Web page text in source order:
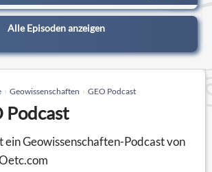
Alle Episoden anzeigen
Geowissenschaften GEO Podcast
Podcast
ein Geowissenschaften-Podcast von